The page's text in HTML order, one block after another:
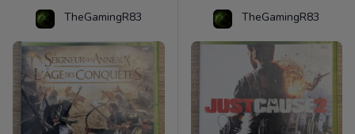
TheGamingR83 TheGamingR83